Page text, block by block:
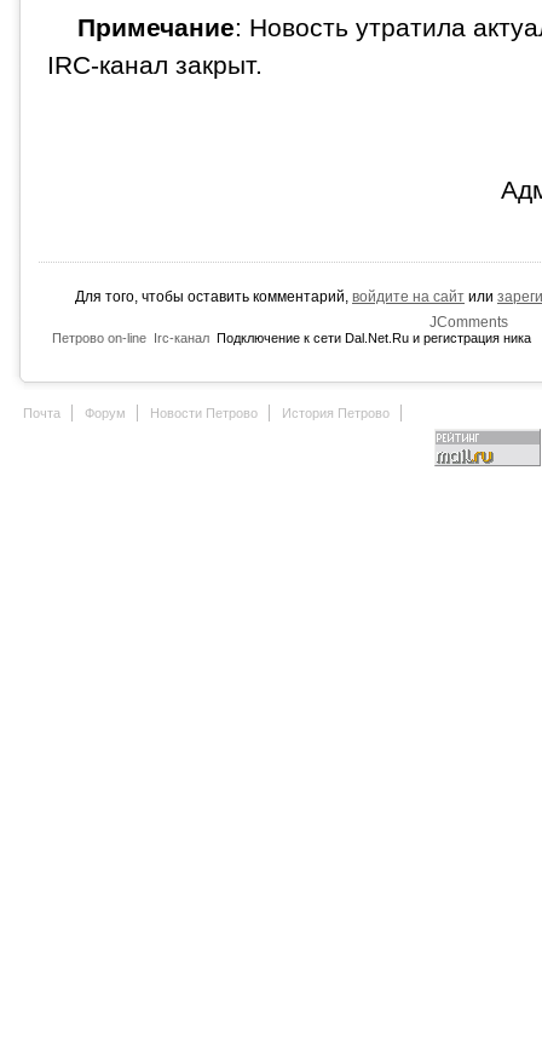
Примечание: Новость утратила
IRC-канал закрыт.
Для того, чтобы оставить комментарий, войдите на сайт или
JComments
Петрово on-line Irc-канал Подключение к сети Dal.Net.Ru и регистрация ника
Почта Форум Новости Петрово История Петрово